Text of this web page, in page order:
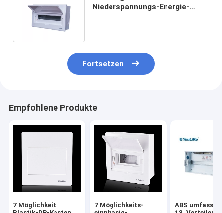
Niederspannungs-Energie-
Fortsetzen
Empfohlene Produkte
7 Möglichkeit
7 Möglichkeits-
ABS umfassen